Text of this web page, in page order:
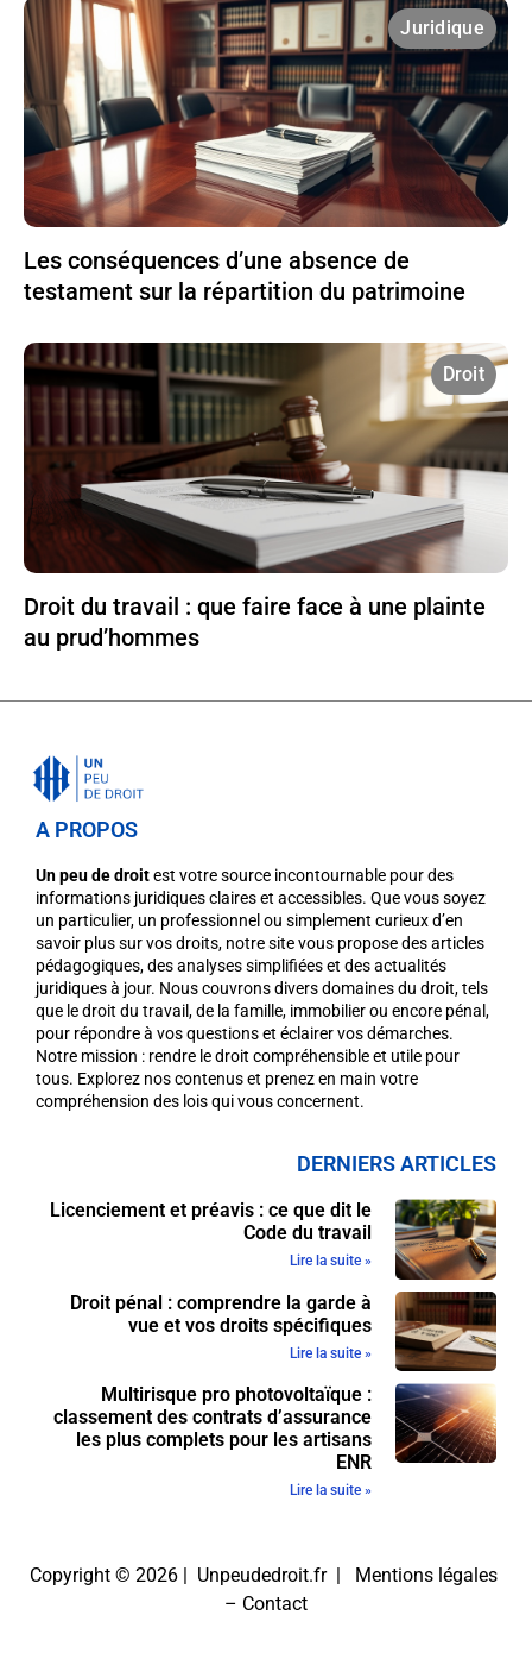
Juridique
Les conséquences d’une absence de
testament sur la répartition du patrimoine
Droit
Droit du travail : que faire face à une plainte
au prud’hommes
A PROPOS
Un peu de droitest votre source incontournable pour des
informations juridiques claires et accessibles. Que vous soyez
un particulier, un professionnel ou simplement curieux d’en
savoir plus sur vos droits, notre site vous propose des articles
pédagogiques, des analyses simplifiées et des actualités
juridiques à jour. Nous couvrons divers domaines du droit, tels
que le droit du travail, de la famille, immobilier ou encore pénal,
pour répondre à vos questions et éclairer vos démarches.
Notre mission : rendre le droit compréhensible et utile pour
tous. Explorez nos contenus et prenez en main votre
compréhension des lois qui vous concernent.
DERNIERS ARTICLES
Licenciement et préavis : ce que dit le
Code du travail
Lire la suite »
Droit pénal : comprendre la garde à
vue et vos droits spécifiques
Lire la suite »
Multirisque pro photovoltaïque :
classement des contrats d’assurance
les plus complets pour les artisans
ENR
Lire la suite »
Copyright © 2026 | Unpeudedroit.fr | Mentions légales
– Contact